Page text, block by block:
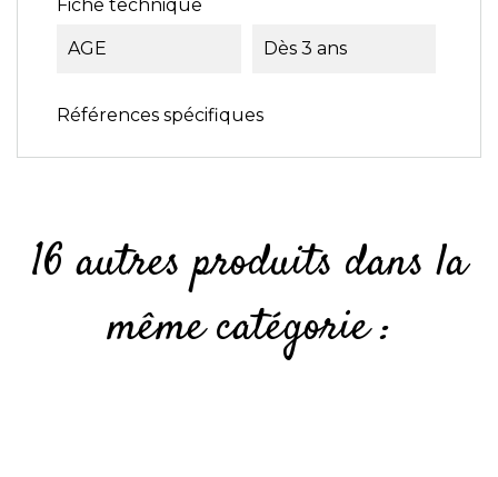
Fiche technique
AGE Dès 3 ans
Références spécifiques
16 autres produits dans la
même catégorie :